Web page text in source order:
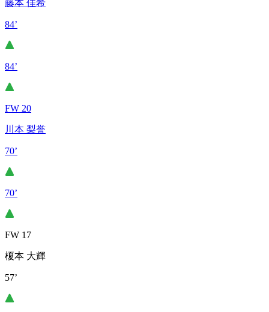
藤本 佳希
84’
84’
FW 20
川本 梨誉
70’
70’
FW 17
榎本 大輝
57’